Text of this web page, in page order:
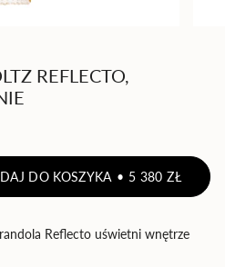
REFLECTO,
DO KOSZYKA 5 380 ZŁ
Reflecto uświetni wnętrze